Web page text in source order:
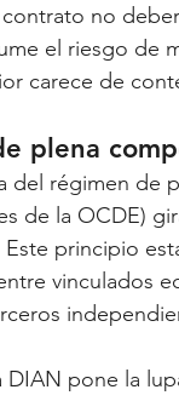
no
el riesgo de
carece de
plena
del régimen de
de la OCDE)
Este principio
vinculados
pone la